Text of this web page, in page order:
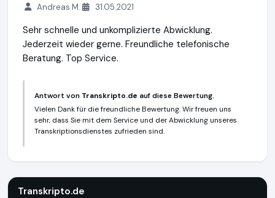
Andreas M. 31.05.2021
Sehr schnelle und unkomplizierte Abwicklung.
Jederzeit wieder gerne. Freundliche telefonische
Beratung. Top Service.
Antwort von Transkripto.de auf diese Bewertung.
Vielen Dank für die freundliche Bewertung. Wir freuen uns
sehr, dass Sie mit dem Service und der Abwicklung unseres
Transkriptionsdienstes zufrieden sind.
Transkripto.de